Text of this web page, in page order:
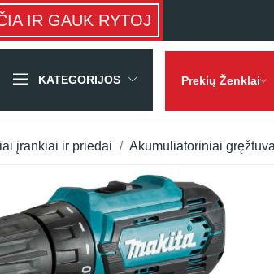
IR GAUK RYTOJ
KATEGORIJOS Prekių Ženklai
įrankiai ir priedai Akumuliatoriniai